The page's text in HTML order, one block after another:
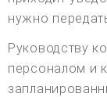
нужно
Руководству
персоналом и